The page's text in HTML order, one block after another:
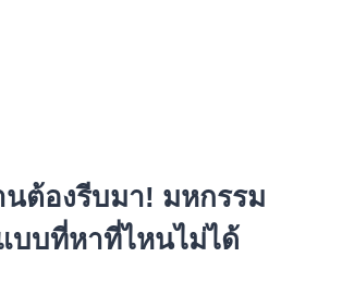
ต้องรีบมา! มหกรรม
บบที่หาที่ไหนไม่ได้